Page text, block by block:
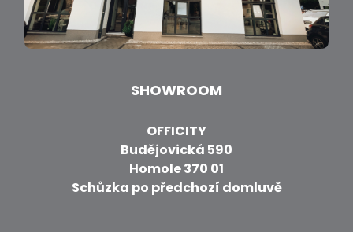
SHOWROOM
OFFICITY
Budějovická 590
Homole 370 01
Schůzka po předchozí domluvě